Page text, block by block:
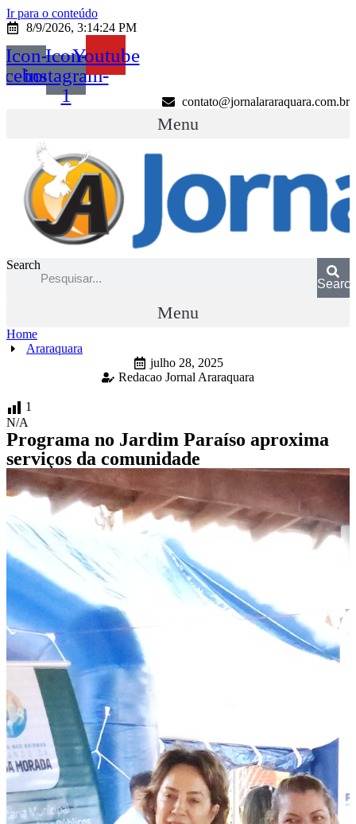
Ir para o conteúdo
8/9/2026, 3:14:24 PM
Icon-Icon-
instagram-
1
Youtube
contato@jornalararaquara.com.br
Menu
Search
Menu
Home
Araraquara
julho 28, 2025
Redacao Jornal Araraquara
1
N/A
Programa no Jardim Paraíso aproxima
serviços da comunidade